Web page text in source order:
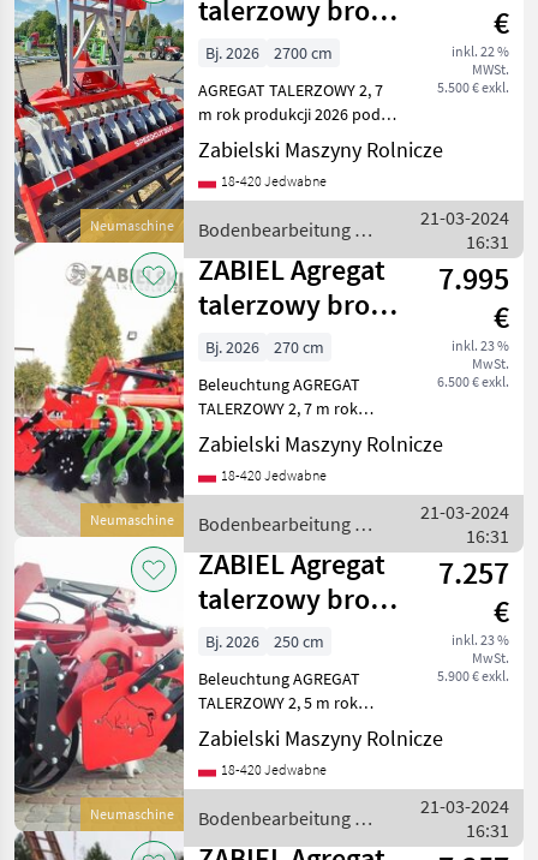
Neumaschine
talerzowy brona
z hydropakiem
2,7 m ZABI
€
inkl. 22 %
MWSt.
5.500 € exkl.
Bj. 2026
2700 cm
AGREGAT TALERZOWY 2, 7
m rok produkcji 2026 pod
cena plus VAT wyposażenie:
-zabezpieczenie gumowe -
szerokość 2, 7 m -talerze fi
dwóch si
Zabielski Maszyny Rolnicze
18-420 Jedwabne
Bodenbearbeitung /
ZABIEL
21-03-2024
16:31
Neumaschine
ZABIEL Agregat
talerzowy brona
z hydropakiem
2,7 m ZABI
7.995
€
inkl. 23 %
MwSt.
6.500 € exkl.
Bj. 2026
270 cm
Beleuchtung AGREGAT
TALERZOWY 2, 7 m rok
produkcji 2026 pod cena
plus VAT wyposażenie: -
zabezpieczenie sprężynowe
560 mm -HYDR
Zabielski Maszyny Rolnicze
18-420 Jedwabne
Bodenbearbeitung /
ZABIEL
21-03-2024
16:31
Neumaschine
ZABIEL Agregat
talerzowy brona
z hydropakiem
2,5 m ZABI
7.257
€
inkl. 23 %
MwSt.
5.900 € exkl.
Bj. 2026
250 cm
Beleuchtung AGREGAT
TALERZOWY 2, 5 m rok
produkcji 2026 pod cena
plus VAT wyposażenie: -
zabezpieczenie resorowe -
560 mm -HYDROP
Zabielski Maszyny Rolnicze
18-420 Jedwabne
Bodenbearbeitung /
ZABIEL
21-03-2024
16:31